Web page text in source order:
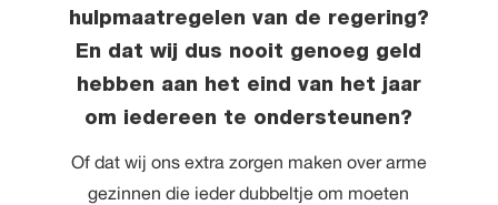
hulpmaatregelen van de regering?
En dat wij dus nooit genoeg geld
hebben aan het eind van het jaar
om iedereen te ondersteunen?
Of dat wij ons extra zorgen maken over arme
gezinnen die ieder dubbeltje om moeten